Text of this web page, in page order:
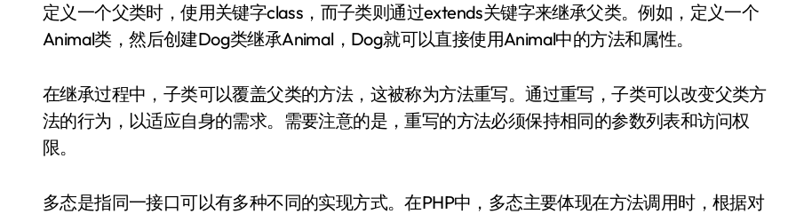
定义一个父类时，使用关键字class，而子类则通过extends关键字来继承父类。例如，定义一个
Animal类，然后创建Dog类继承Animal，Dog就可以直接使用Animal中的方法和属性。
在继承过程中，子类可以覆盖父类的方法，这被称为方法重写。通过重写，子类可以改变父类方
法的行为，以适应自身的需求。需要注意的是，重写的方法必须保持相同的参数列表和访问权
限。
多态是指同一接口可以有多种不同的实现方式。在PHP中，多态主要体现在方法调用时，根据对